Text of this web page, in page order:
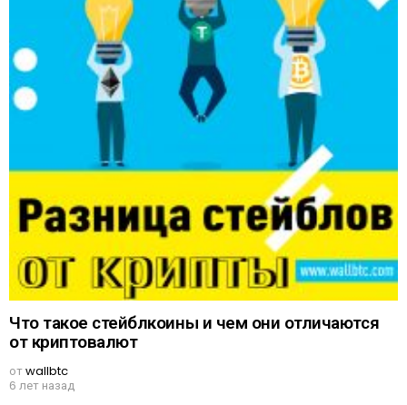
Что такое стейблкоины и чем они отличаются
от криптовалют
отwallbtc
6 лет назад